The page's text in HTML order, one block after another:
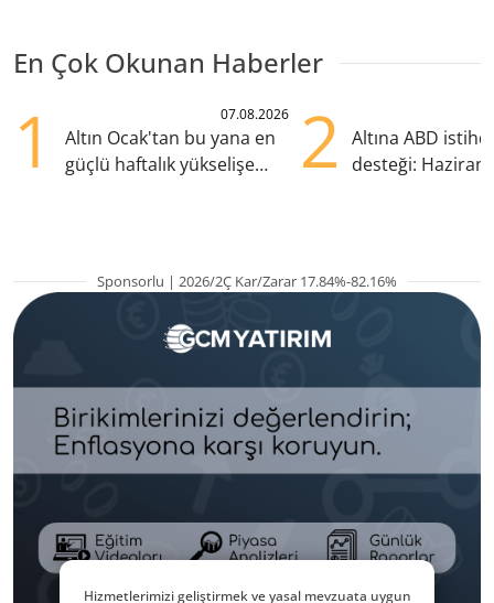
En Çok Okunan Haberler
1 07.08.2026
Altın Ocak'tan bu yana en
güçlü haftalık yükselişe
2
Altına ABD
desteği:
Sponsorlu | 2026/2Ç Kar/Zarar 17.84%-82.16%
Hizmetlerimizi geliştirmek ve yasal mevzuata uygun